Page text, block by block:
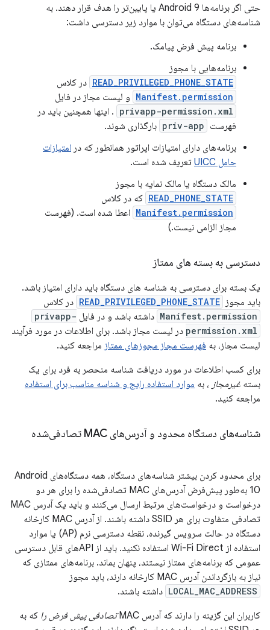
حتی اگر برنامه‌ها Android 9 یا پایین‌تر را هدف قرار دهند. به
شناسه‌های دستگاه می‌توان با موارد زیر دسترسی داشت:
برنامه پیش فرض پیامک.
برنامه‌هایی با مجوز
READ_PRIVILEGED_PHONE_STATE در کلاس
Manifest.permission و لیست مجاز در فایل
privapp-permission.xml . اینها همچنین باید در
فهرست priv-app بارگذاری شوند.
برنامه‌های دارای امتیازات اپراتور همانطور که در امتیازات
حامل UICC
تعریف شده است.
مالک دستگاه یا مالک نمایه با مجوز
READ_PHONE_STATE که در کلاس
Manifest.permission اعطا شده است. (فهرست
مجاز الزامی نیست.)
دسترسی به بسته های ممتاز
یک بسته برای دسترسی به شناسه های دستگاه باید دارای امتیاز باشد.
باید مجوز READ_PRIVILEGED_PHONE_STATE در کلاس
Manifest.permission داشته باشد و در فایل privapp-
permission.xml در لیست مجاز باشد. برای اطلاعات در مورد فرآیند
لیست مجاز، به فهرست مجاز مجوزهای ممتاز مراجعه کنید.
برای کسب اطلاعات در مورد دریافت شناسه منحصر به فرد برای یک
بسته غیرمجاز ، به موارد استفاده رایج و شناسه مناسب برای استفاده
مراجعه کنید.
شناسه‌های دستگاه محدود و آدرس‌های MAC تصادفی‌شده
برای محدود کردن بیشتر شناسه‌های دستگاه، همه دستگاه‌های Android
10 به‌طور پیش‌فرض آدرس‌های MAC تصادفی‌شده را برای هر دو
درخواست و درخواست‌های مرتبط ارسال می‌کنند و باید یک آدرس MAC
تصادفی متفاوت برای هر SSID داشته باشند. از آدرس MAC کارخانه
دستگاه در حالت سرویس گیرنده، نقطه دسترسی نرم (AP) یا موارد
استفاده از Wi-Fi Direct استفاده نکنید. باید از APIهای قابل دسترسی
عمومی که برنامه‌های ممتاز نیستند، پنهان بماند. برنامه‌های ممتازی که
نیاز به بازگرداندن آدرس MAC کارخانه دارند، باید مجوز
LOCAL_MAC_ADDRESS داشته باشند.
کاربران این گزینه را دارند که آدرس MAC
تصادفی پیش فرض را که به